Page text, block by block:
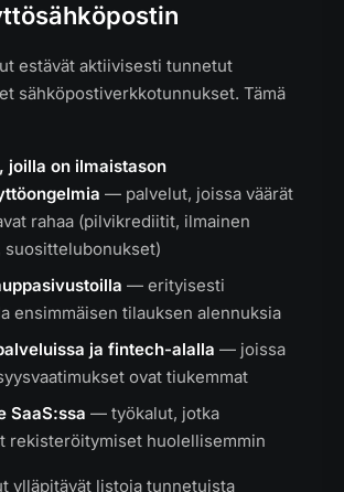
estävät aktiivisesti tunnetut
sähköpostiverkkotunnukset. Tämä
joilla on ilmaistason
— palvelut, joissa väärät
rahaa (pilvikrediitit, ilmainen
suosittelubonukset)
— erityisesti
ensimmäisen tilauksen alennuksia
ja fintech-alalla — joissa
ovat tiukemmat
SaaS:ssa — työkalut, jotka
rekisteröitymiset huolellisemmin
ylläpitävät listoja tunnetuista